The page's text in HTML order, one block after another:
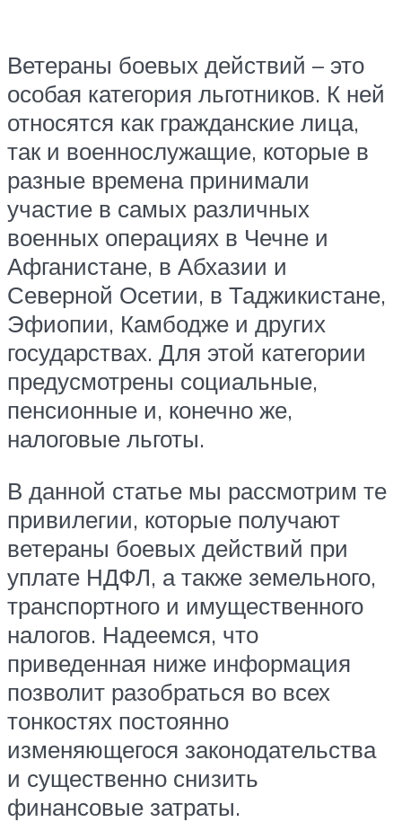
Ветераны боевых действий – это
особая категория льготников. К ней
относятся как гражданские лица,
так и военнослужащие, которые в
разные времена принимали
участие в самых различных
военных операциях в Чечне и
Афганистане, в Абхазии и
Северной Осетии, в Таджикистане,
Эфиопии, Камбодже и других
государствах. Для этой категории
предусмотрены социальные,
пенсионные и, конечно же,
налоговые льготы.
В данной статье мы рассмотрим те
привилегии, которые получают
ветераны боевых действий при
уплате НДФЛ, а также земельного,
транспортного и имущественного
налогов. Надеемся, что
приведенная ниже информация
позволит разобраться во всех
тонкостях постоянно
изменяющегося законодательства
и существенно снизить
финансовые затраты.